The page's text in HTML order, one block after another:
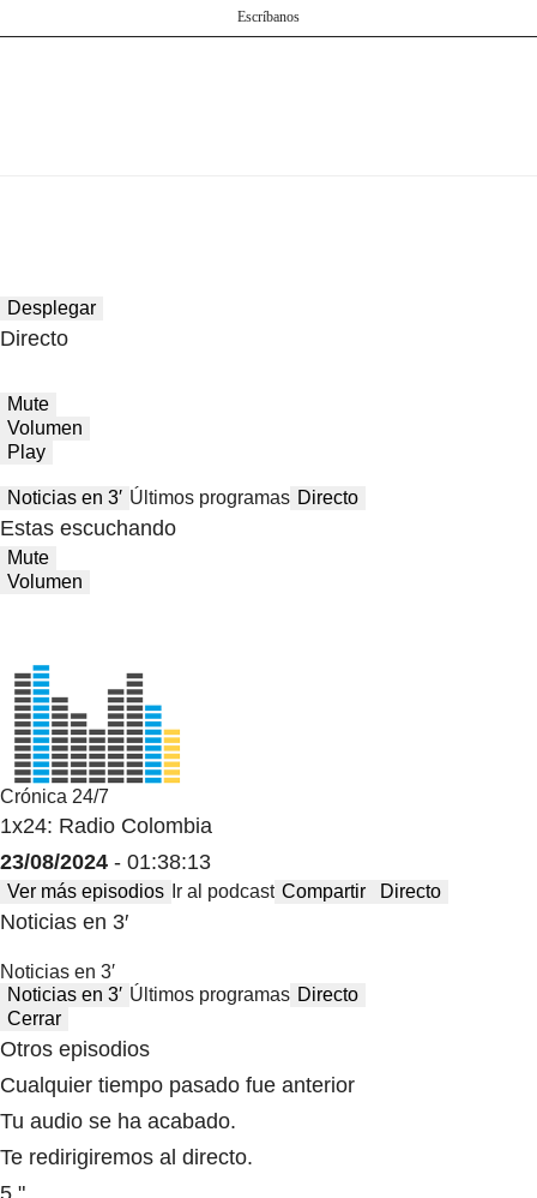
Escríbanos
Desplegar
Directo
Mute
Volumen
Play
Noticias en 3′ Últimos programas Directo
Estas escuchando
Mute
Volumen
Crónica 24/7
1x24: Radio Colombia
23/08/2024 - 01:38:13
Ver más episodios Ir al podcast Compartir Directo
Noticias en 3′
Noticias en 3′
Noticias en 3′ Últimos programas Directo
Cerrar
Otros episodios
Cualquier tiempo pasado fue anterior
Tu audio se ha acabado.
Te redirigiremos al directo.